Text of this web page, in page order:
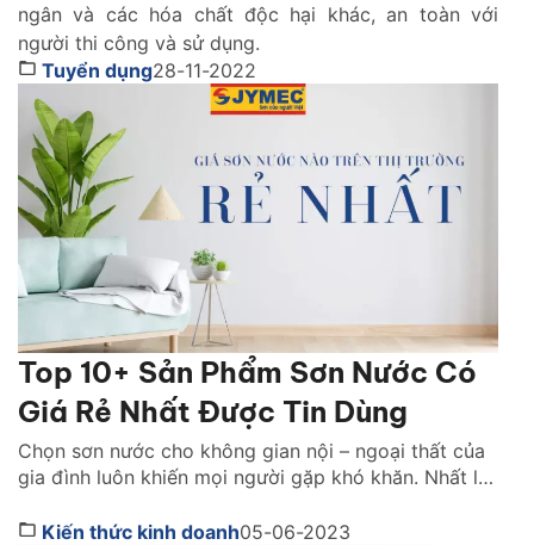
ngân và các hóa chất độc hại khác, an toàn với
người thi công và sử dụng.
Tuyển dụng28-11-2022
Top 10+ Sản Phẩm Sơn Nước Có
Giá Rẻ Nhất Được Tin Dùng
Chọn sơn nước cho không gian nội – ngoại thất của
gia đình luôn khiến mọi người gặp khó khăn. Nhất là
mục này. Bạn đã biết trên thị trường giá sơn nước
Kiến thức kinh doanh05-06-2023